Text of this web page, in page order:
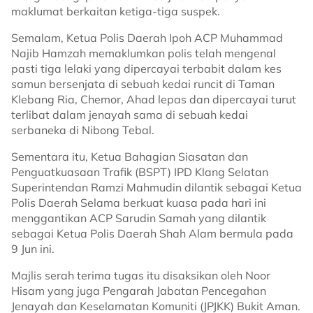
maklumat berkaitan ketiga-tiga suspek.
Semalam, Ketua Polis Daerah Ipoh ACP Muhammad
Najib Hamzah memaklumkan polis telah mengenal
pasti tiga lelaki yang dipercayai terbabit dalam kes
samun bersenjata di sebuah kedai runcit di Taman
Klebang Ria, Chemor, Ahad lepas dan dipercayai turut
terlibat dalam jenayah sama di sebuah kedai
serbaneka di Nibong Tebal.
Sementara itu, Ketua Bahagian Siasatan dan
Penguatkuasaan Trafik (BSPT) IPD Klang Selatan
Superintendan Ramzi Mahmudin dilantik sebagai Ketua
Polis Daerah Selama berkuat kuasa pada hari ini
menggantikan ACP Sarudin Samah yang dilantik
sebagai Ketua Polis Daerah Shah Alam bermula pada
9 Jun ini.
Majlis serah terima tugas itu disaksikan oleh Noor
Hisam yang juga Pengarah Jabatan Pencegahan
Jenayah dan Keselamatan Komuniti (JPJKK) Bukit Aman.